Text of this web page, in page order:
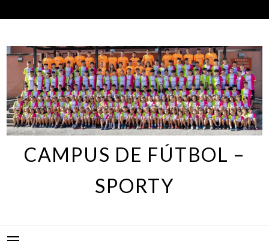
to
CAMPUS DE FÚTBOL –
SPORTY